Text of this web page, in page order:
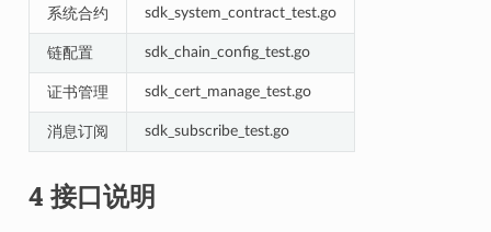
系统合约 sdk_system_contract_test.go
链配置 sdk_chain_config_test.go
证书管理 sdk_cert_manage_test.go
消息订阅 sdk_subscribe_test.go
4 接口说明